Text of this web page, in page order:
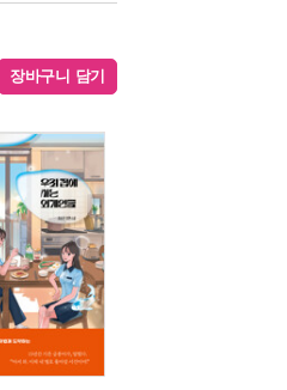
장바구니 담기